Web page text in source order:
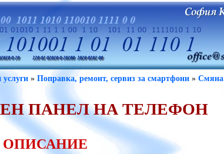
» Поправка, ремонт, сервиз за смартфони » Смяна
ПАНЕЛ НА ТЕЛЕФОН
ОПИСАНИЕ